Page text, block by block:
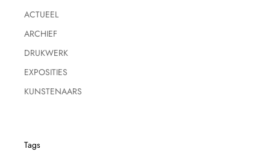
ACTUEEL
ARCHIEF
DRUKWERK
EXPOSITIES
KUNSTENAARS
Tags